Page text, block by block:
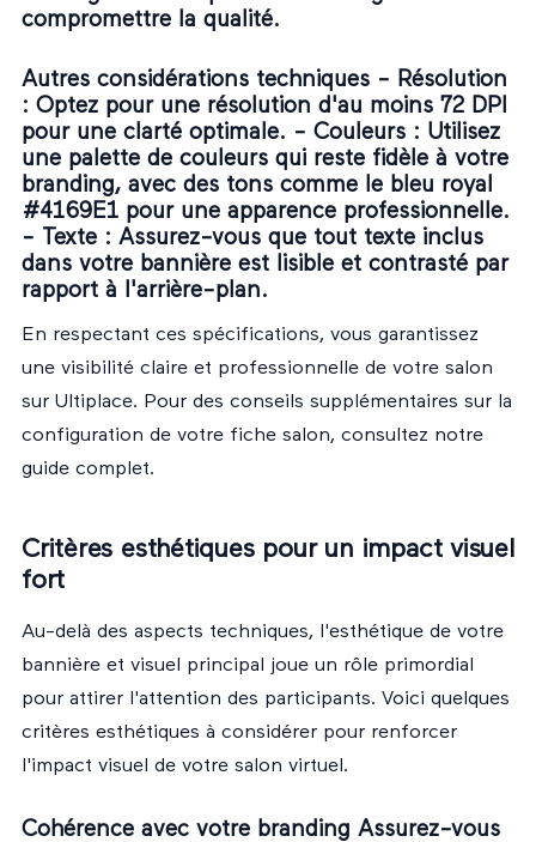
compromettre la qualité.
Autres considérations techniques - Résolution
: Optez pour une résolution d'au moins 72 DPI
pour une clarté optimale. - Couleurs : Utilisez
une palette de couleurs qui reste fidèle à votre
branding, avec des tons comme le bleu royal
#4169E1 pour une apparence professionnelle.
- Texte : Assurez-vous que tout texte inclus
dans votre bannière est lisible et contrasté par
rapport à l'arrière-plan.
En respectant ces spécifications, vous garantissez
une visibilité claire et professionnelle de votre salon
sur Ultiplace. Pour des conseils supplémentaires sur la
configuration de votre fiche salon, consultez notre
guide complet.
Critères esthétiques pour un impact visuel
fort
Au-delà des aspects techniques, l'esthétique de votre
bannière et visuel principal joue un rôle primordial
pour attirer l'attention des participants. Voici quelques
critères esthétiques à considérer pour renforcer
l'impact visuel de votre salon virtuel.
Cohérence avec votre branding Assurez-vous